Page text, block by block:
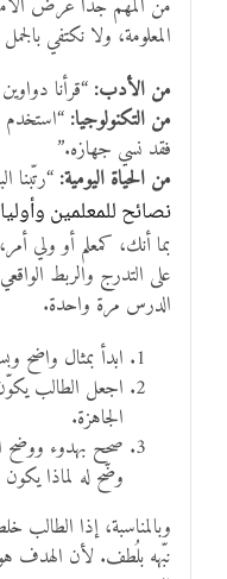
المعلومة، ولا نكتفي
من الأدب:“قرأنا
من التكنولوجيا: “استخدم
فقد نسي جهازه.”
من الحياة اليومية: “رتّبنا
نصائح للمعلمين
بما أنك، كمعلم أو ولي
على التدرج والربط
الدرس مرة واحدة.
ابدأ بمثال واضح
اجعل الطالب
الجاهزة.
صحح بهدوء ووضح
وضّح له لماذا
وبالمناسبة، إذا الطالب
نبّهه بلُطف. لأن الهدف